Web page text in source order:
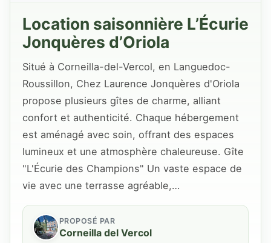
Location saisonnière L’Écurie
Jonquères d’Oriola
Situé à Corneilla-del-Vercol, en Languedoc-
Roussillon, Chez Laurence Jonquères d'Oriola
propose plusieurs gîtes de charme, alliant
confort et authenticité. Chaque hébergement
est aménagé avec soin, offrant des espaces
lumineux et une atmosphère chaleureuse. Gîte
"L'Écurie des Champions" Un vaste espace de
vie avec une terrasse agréable,…
PROPOSÉ PAR
Corneilla del Vercol